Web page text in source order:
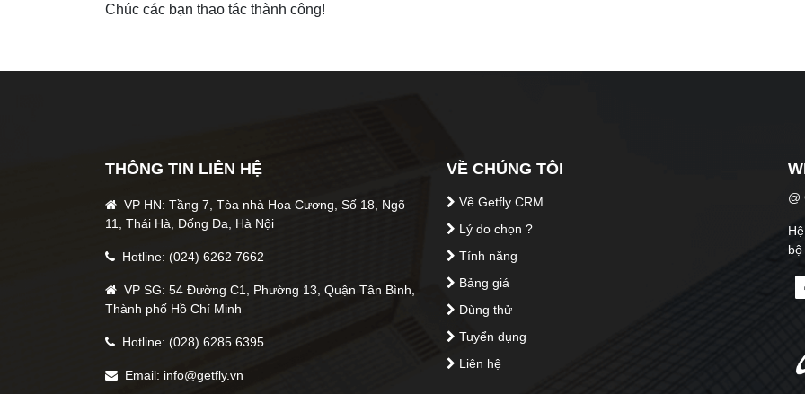
Chúc các bạn thao tác thành công!
THÔNG TIN LIÊN HỆ
VP HN: Tầng 7, Tòa nhà Hoa Cương, Số 18, Ngõ
11, Thái Hà, Đống Đa, Hà Nội
Hotline: (024) 6262 7662
VP SG: 54 Đường C1, Phường 13, Quận Tân Bình,
Thành phố Hồ Chí Minh
Hotline: (028) 6285 6395
Email: info@getfly.vn
VỀ CHÚNG TÔI
Về Getfly CRM
Lý do chọn ?
Tính năng
Bảng giá
Dùng thử
Tuyển dụng
Liên hệ
@